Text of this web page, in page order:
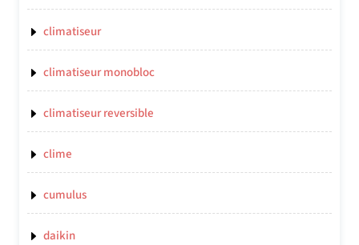
climatiseur
climatiseur monobloc
climatiseur reversible
clime
cumulus
daikin